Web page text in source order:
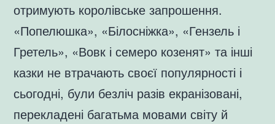
отримують королівське запрошення.
«Попелюшка», «Білосніжка», «Гензель і
Гретель», «Вовк і семеро козенят» та інші
казки не втрачають своєї популярності і
сьогодні, були безліч разів екранізовані,
перекладені багатьма мовами світу й